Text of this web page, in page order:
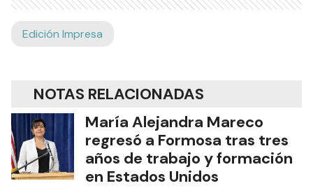
Edición Impresa
NOTAS RELACIONADAS
María Alejandra Mareco
regresó a Formosa tras tres
años de trabajo y formación
en Estados Unidos